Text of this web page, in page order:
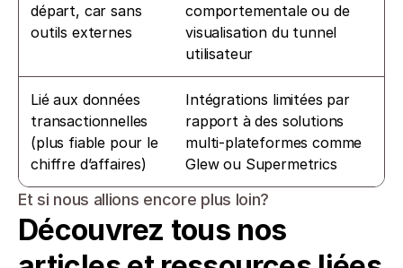
départ, car sans
outils externes
comportementale ou de
visualisation du tunnel
utilisateur
Lié aux données
transactionnelles
(plus fiable pour le
chiffre d’affaires)
Intégrations limitées par
rapport à des solutions
multi-plateformes comme
Glew ou Supermetrics
Et si nous allions encore plus loin?
Découvrez tous nos